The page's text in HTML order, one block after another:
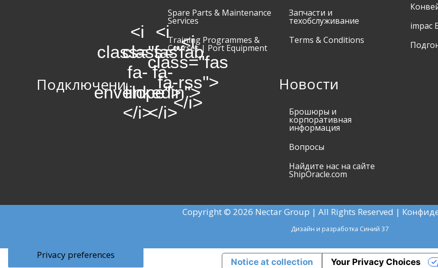
Spare Parts & Maintenance
Services
Training Programmes &
Courses | Port Equipment
Запчасти и
техобслуживание
Terms & Conditions
Подключения:
<i
class="fas
fa-
envelope">
</i>
<i
class="fab
fa-
linkedin">
</i>
<i
class="fas
fa-rss">
</i>
Новости
Брошюры и
корпоративная
информация
Вопросы
Найдите нас на сайте
ShipOracle.com
impac
Copyright © 2026 Nectar Group | All Rights Reserved |
Дизайн и разработка Синий 37
Notice at collection Your Privacy Choices